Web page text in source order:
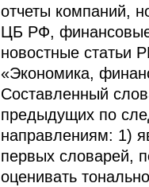
отчеты компаний,
ЦБ РФ,
новостные статьи
«Экономика,
Составленный
предыдущих по
направлениям: 1)
первых словарей,
оценивать